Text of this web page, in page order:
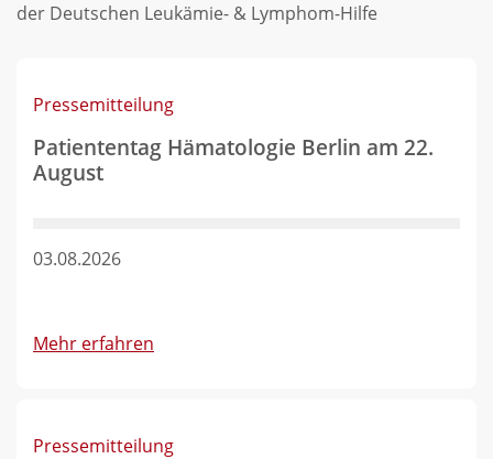
der Deutschen Leukämie- & Lymphom-Hilfe
Pressemitteilung
Patiententag Hämatologie Berlin am 22.
August
03.08.2026
Mehr erfahren
Pressemitteilung